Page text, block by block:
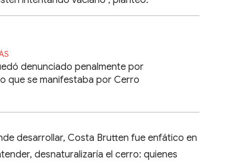
denunciado penalmente por
que se manifestaba por Cerro
desarrollar, Costa Brutten fue enfático en
desnaturalizaría el cerro: quienes